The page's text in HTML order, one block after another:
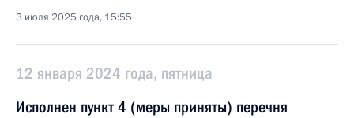
3 июля 2025 года, 15:55
12 января 2024 года, пятница
Исполнен пункт 4 (меры приняты) перечня